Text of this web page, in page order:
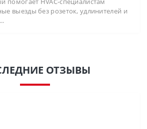
выезды без розеток, удлинителей и
ОТЗЫВЫ